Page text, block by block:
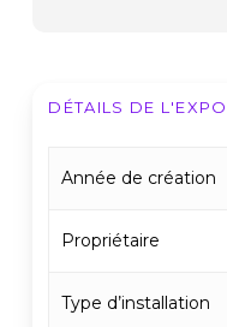
DÉTAILS DE
Année de création
Propriétaire
Type d’installation